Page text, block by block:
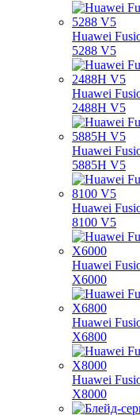
Huawei
5288 V5
Huawei
2488H V5
Huawei
5885H V5
Huawei
8100 V5
Huawei
X6000
Huawei
X6800
Huawei
X8000